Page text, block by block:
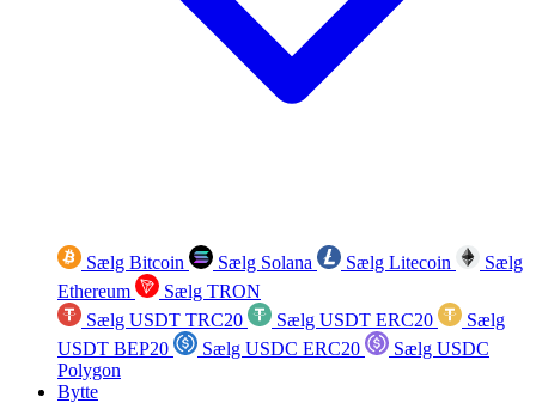
Sælg Bitcoin Sælg Solana Sælg Litecoin
Sælg
Ethereum
Sælg TRON
Sælg USDT TRC20
Sælg USDT ERC20
Sælg
USDT BEP20
Sælg USDC ERC20
Sælg USDC
Polygon
Bytte